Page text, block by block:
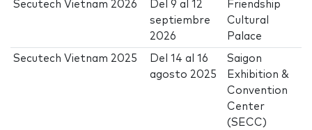
Secutech Vietnam 2026 Del9 al12
septiembre
2026
Friendship
Cultural
Palace
Secutech Vietnam 2025 Del14 al16
agosto 2025
Saigon
Exhibition &
Convention
Center
(SECC)